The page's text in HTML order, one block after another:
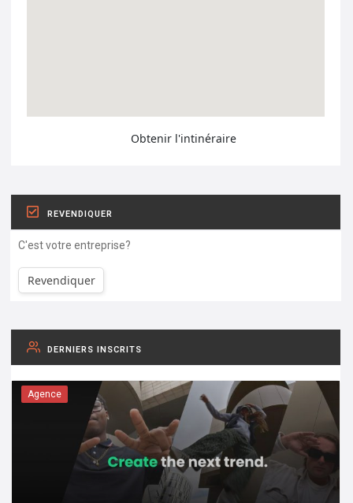
Obtenir l'intinéraire
REVENDIQUER
C'est votre entreprise?
Revendiquer
DERNIERS INSCRITS
Agence